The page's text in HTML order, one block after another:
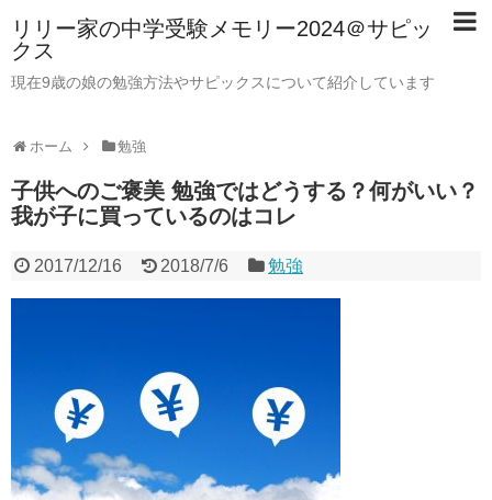
リリー家の中学受験メモリー2024＠サピッ
クス
現在9歳の娘の勉強方法やサピックスについて紹介しています
ホーム 勉強
子供へのご褒美 勉強ではどうする？何がいい？
我が子に買っているのはコレ
2017/12/16 2018/7/6 勉強